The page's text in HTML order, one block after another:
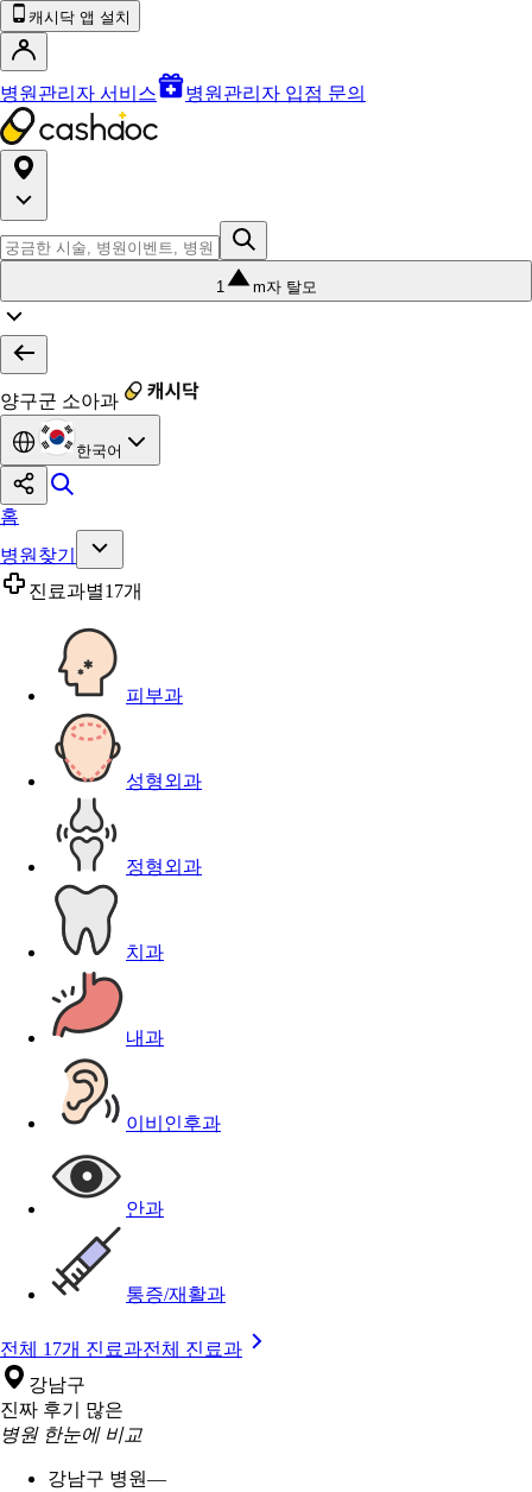
캐시닥 앱 설치
병원관리자 서비스 병원관리자 입점 문의
1 m자 탈모
양구군 소아과
한국어
홈
병원찾기
진료과별17개
피부과
성형외과
정형외과
치과
내과
이비인후과
안과
통증/재활과
전체 17개 진료과전체 진료과
강남구
진짜 후기 많은
병원 한눈에 비교
강남구 병원—